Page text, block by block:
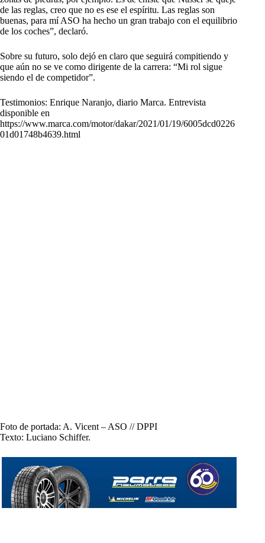
de las reglas, creo que no es ese el espíritu. Las reglas son
buenas, para mí ASO ha hecho un gran trabajo con el equilibrio
de los coches”, declaró.
Sobre su futuro, solo dejó en claro que seguirá compitiendo y
que aún no se ve como dirigente de la carrera: “Mi rol sigue
siendo el de competidor”.
Testimonios: Enrique Naranjo, diario Marca. Entrevista
disponible en
https://www.marca.com/motor/dakar/2021/01/19/6005dcd0226
01d01748b4639.html
Foto de portada: A. Vicent – ASO // DPPI
Texto: Luciano Schiffer.